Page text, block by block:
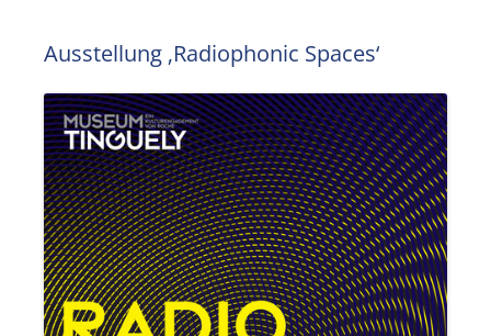
Ausstellung ‚Radiophonic Spaces‘